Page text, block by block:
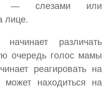
— слезами или
лице.
различать
очередь голос мамы
реагировать на
может находиться на